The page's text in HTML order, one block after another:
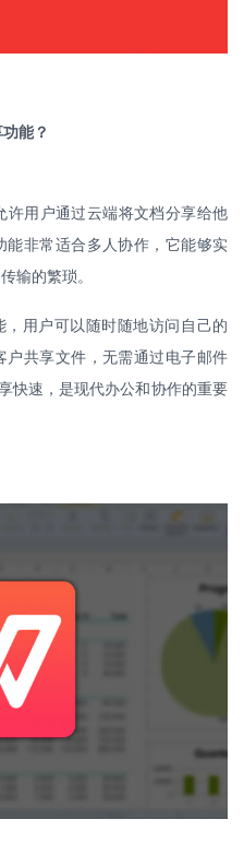
能？
许用户通过云端将文档分享给他
能非常适合多人协作，它能够实
输的繁琐。
，用户可以随时随地访问自己的
户共享文件，无需通过电子邮件
快速，是现代办公和协作的重要